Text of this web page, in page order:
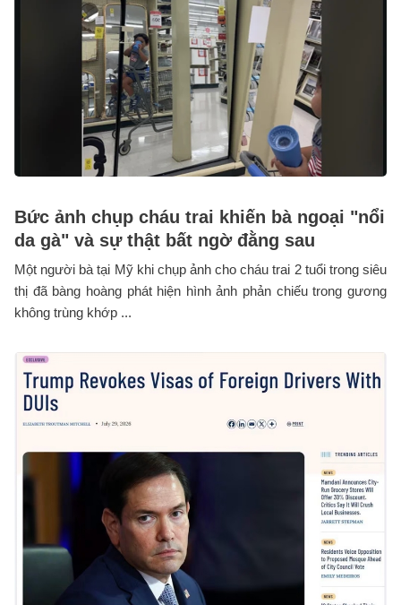
Bức ảnh chụp cháu trai khiến bà ngoại "nổi
da gà" và sự thật bất ngờ đằng sau
Một người bà tại Mỹ khi chụp ảnh cho cháu trai 2 tuổi trong siêu
thị đã bàng hoàng phát hiện hình ảnh phản chiếu trong gương
không trùng khớp ...